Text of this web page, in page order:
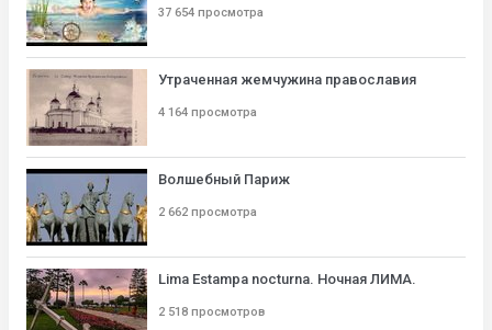
37 654 просмотра
Утраченная жемчужина православия
4 164 просмотра
Волшебный Париж
2 662 просмотра
Lima Estampa nocturna. Ночная ЛИМА.
2 518 просмотров